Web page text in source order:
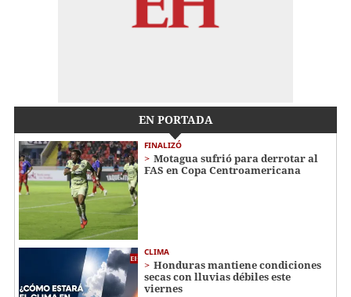
EN PORTADA
FINALIZÓ
Motagua sufrió para derrotar al
FAS en Copa Centroamericana
CLIMA
Honduras mantiene condiciones
secas con lluvias débiles este
viernes